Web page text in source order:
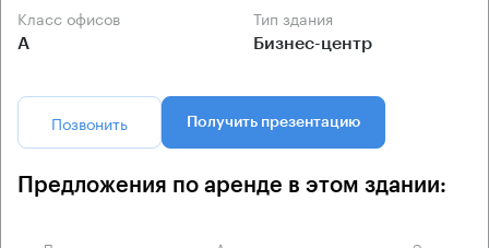
Класс офисов
А
Тип здания
Бизнес-центр
Позвонить Получить презентацию
Предложения по аренде в этом здании: